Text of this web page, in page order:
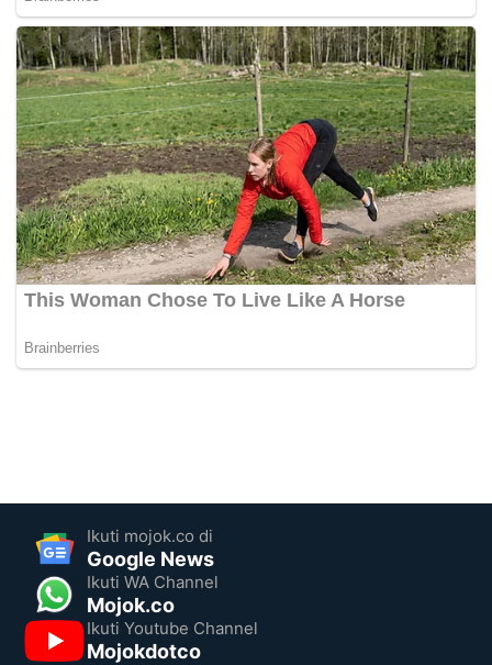
Ikuti mojok.co di
Google News
Ikuti WA Channel
Mojok.co
Ikuti Youtube Channel
Mojokdotco